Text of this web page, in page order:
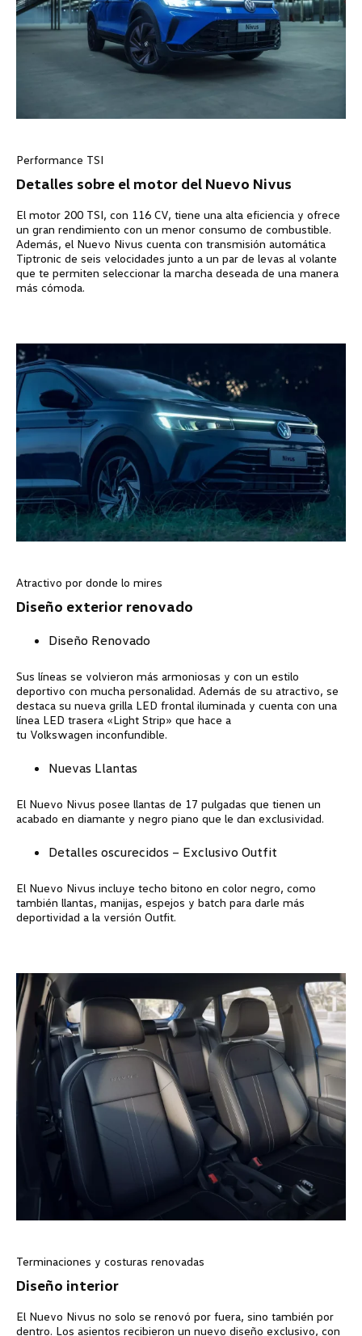
Performance TSI
Detalles sobre el motor del Nuevo Nivus
El motor 200 TSI, con 116 CV, tiene una alta eficiencia y ofrece
un gran rendimiento con un menor consumo de combustible.
Además, el Nuevo Nivus cuenta con transmisión automática
Tiptronic de seis velocidades junto a un par de levas al volante
que te permiten seleccionar la marcha deseada de una manera
más cómoda.
Atractivo por donde lo mires
Diseño exterior renovado
Diseño Renovado
Sus líneas se volvieron más armoniosas y con un estilo
deportivo con mucha personalidad. Además de su atractivo, se
destaca su nueva grilla LED frontal iluminada y cuenta con una
línea LED trasera «Light Strip» que hace a
tu Volkswagen inconfundible.
Nuevas Llantas
El Nuevo Nivus posee llantas de 17 pulgadas que tienen un
acabado en diamante y negro piano que le dan exclusividad.
Detalles oscurecidos – Exclusivo Outfit
El Nuevo Nivus incluye techo bitono en color negro, como
también llantas, manijas, espejos y batch para darle más
deportividad a la versión Outfit.
Terminaciones y costuras renovadas
Diseño interior
El Nuevo Nivus no solo se renovó por fuera, sino también por
dentro. Los asientos recibieron un nuevo diseño exclusivo, con